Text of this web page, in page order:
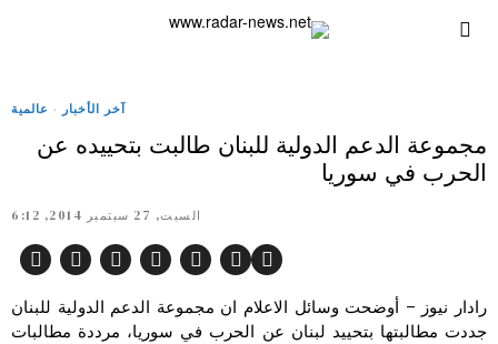
آخر الأخبار · عالمية
مجموعة الدعم الدولية للبنان طالبت بتحييده عن
الحرب في سوريا
السبت, 27 سبتمبر 2014, 6:12
رادار نيوز – أوضحت وسائل الاعلام ان مجموعة الدعم الدولية للبنان
جددت مطالبتها بتحييد لبنان عن الحرب في سوريا، مرددة مطالبات